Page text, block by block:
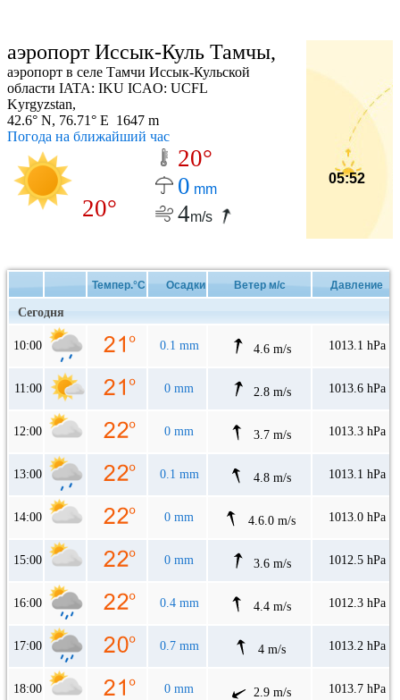
аэропорт Иссык-Куль Тамчы,
аэропорт в селе Тамчи Иссык-Кульской
области IATA: IKU ICAO: UCFL
Kyrgyzstan,
42.6° N, 76.71° E 1647 m
Погода на ближайший час
20°
20°
0 mm
4m/s
05:52
Темпер.°C Осадки Ветер м/с Давление
Сегодня
10:00 0.1 mm 4.6 m/s 1013.1 hPa
11:00 0 mm 2.8 m/s 1013.6 hPa
12:00 0 mm 3.7 m/s 1013.3 hPa
13:00 0.1 mm 4.8 m/s 1013.1 hPa
14:00 0 mm 4.6.0 m/s 1013.0 hPa
15:00 0 mm 3.6 m/s 1012.5 hPa
16:00 0.4 mm 4.4 m/s 1012.3 hPa
17:00 0.7 mm 4 m/s 1013.2 hPa
18:00 0 mm 2.9 m/s 1013.7 hPa